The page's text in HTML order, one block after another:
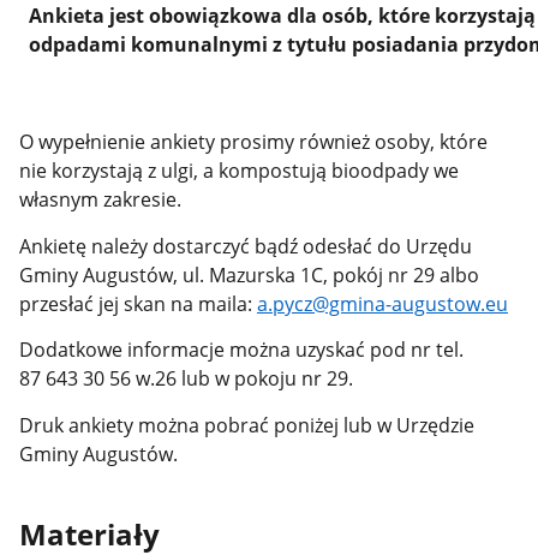
Ankieta jest obowiązkowa dla osób, które korzystają
odpadami komunalnymi z tytułu posiadania
O wypełnienie ankiety prosimy również osoby, które
nie korzystają z ulgi, a kompostują bioodpady we
własnym zakresie.
Ankietę należy dostarczyć bądź odesłać do Urzędu
Gminy Augustów, ul. Mazurska 1C, pokój nr 29 albo
przesłać jej skan na maila: a.pycz@gmina-augustow.eu
Dodatkowe informacje można uzyskać pod nr tel.
87 643 30 56 w.26 lub w pokoju nr 29.
Druk ankiety można pobrać poniżej lub w Urzędzie
Gminy Augustów.
Materiały